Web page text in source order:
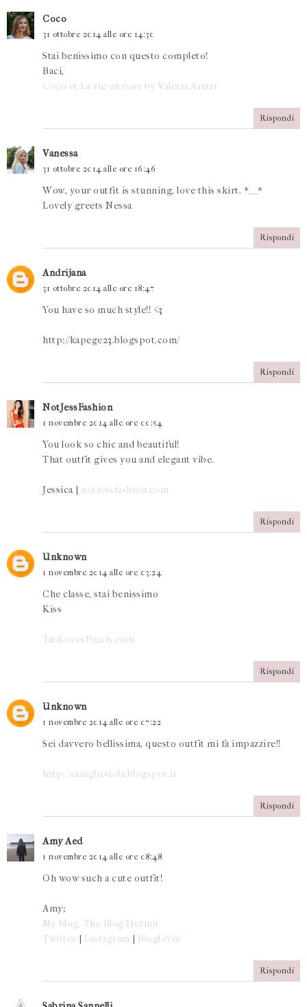
Coco
31 ottobre 2014 alle ore 14:30
Stai benissimo con questo completo!
Baci,
Coco et La vie en rose by Valeria Arizzi
Rispondi
Vanessa
31 ottobre 2014 alle ore 16:46
Wow, your outfit is stunning, love this skirt. *__*
Lovely greets Nessa
Rispondi
Andrijana
31 ottobre 2014 alle ore 18:47
You have so much style!! <3
http://kapege23.blogspot.com/
Rispondi
NotJessFashion
1 novembre 2014 alle ore 00:54
You look so chic and beautiful!
That outfit gives you and elegant vibe.
Jessica | notjessfashion.com
Rispondi
Unknown
1 novembre 2014 alle ore 03:24
Che classe, stai benissimo
Kiss
TatiLovesPearls.com
Rispondi
Unknown
1 novembre 2014 alle ore 07:22
Sei davvero bellissima, questo outfit mi fa impazzire!!
http://vanigliaviola.blogspot.it
Rispondi
Amy Aed
1 novembre 2014 alle ore 08:48
Oh wow such a cute outfit!
Amy;
My blog, The Blog Hermit
Twitter | Instagram | Bloglovin'
Rispondi